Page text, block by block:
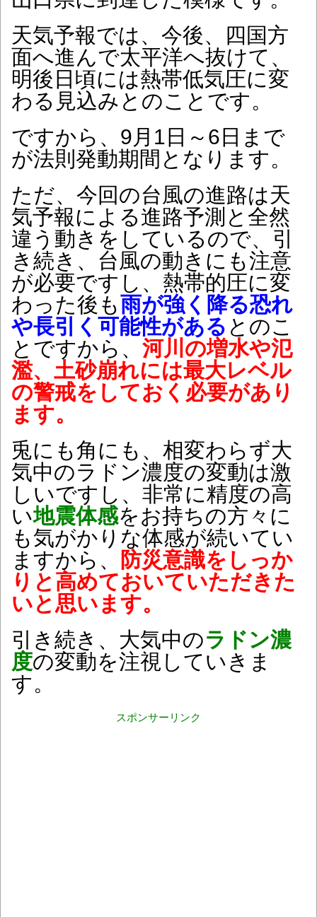
天気予報では、今後、四国方
面へ進んで太平洋へ抜けて、
明後日頃には熱帯低気圧に変
わる見込みとのことです。
ですから、9月1日～6日まで
が法則発動期間となります。
ただ、今回の台風の進路は天
気予報による進路予測と全然
違う動きをしているので、引
き続き、台風の動きにも注意
が必要ですし、熱帯的圧に変
わった後も雨が強く降る恐れ
や長引く可能性がある とのこ
とですから、 河川の増水や氾
濫、土砂崩れには最大レベル
の警戒をしておく必要があり
ます。
兎にも角にも、相変わらず大
気中のラドン濃度の変動は激
しいですし、非常に精度の高
い地震体感をお持ちの方々に
も気がかりな体感が続いてい
ますから、
防災意識をしっか
りと高めておいていただきた
いと思います。
引き続き、大気中のラドン濃
度の変動を注視していきま
す。
スポンサーリンク